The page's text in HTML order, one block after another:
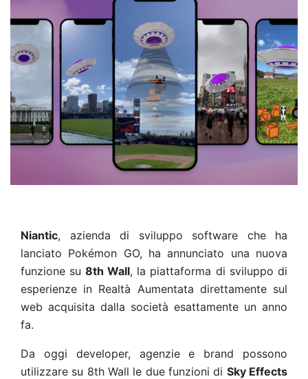
Niantic, azienda di sviluppo software che ha
lanciato Pokémon GO, ha annunciato una nuova
funzione su 8th Wall, la piattaforma di sviluppo di
esperienze in Realtà Aumentata direttamente sul
web acquisita dalla società esattamente un anno
fa.
Da oggi developer, agenzie e brand possono
utilizzare su 8th Wall le due funzioni di Sky Effects